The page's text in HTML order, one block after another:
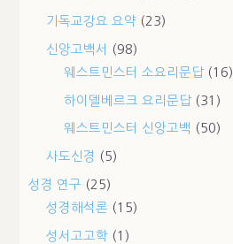
기독교강요 요약 (23)
신앙고백서
(98)
웨스트민스터 소요리문답(16)
하이델베르크 요리문답(31)
웨스트민스터 신앙고백 (50)
사도신경 (5)
성경 연구 (25)
성경해석론 (15)
성서고고학 (1)